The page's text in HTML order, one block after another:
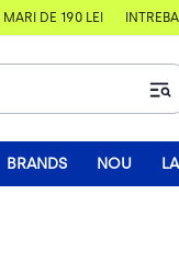
DE 190 LEI
BRANDS NOU